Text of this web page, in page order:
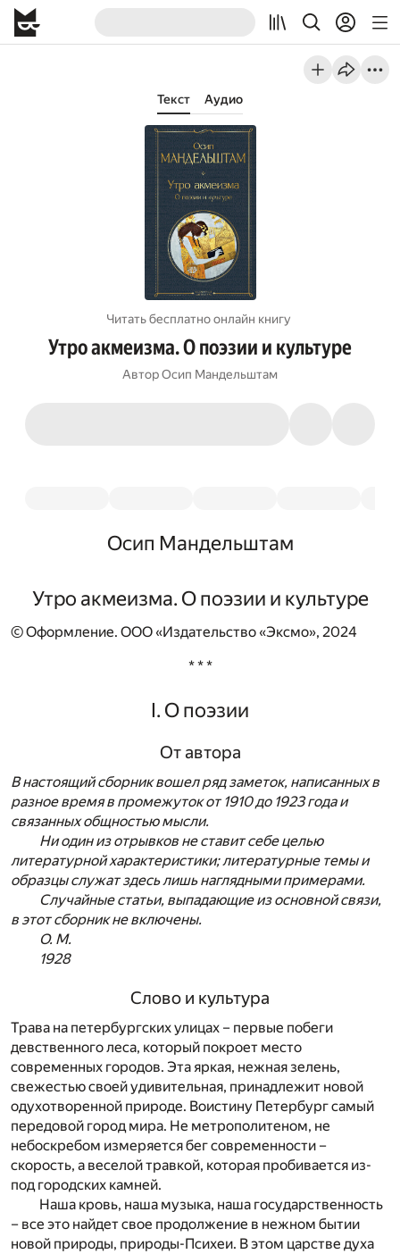
Текст Аудио
Читать бесплатно онлайн книгу
Утро акмеизма. О поэзии и культуре
АвторОсип Мандельштам
Осип Мандельштам
Утро акмеизма. О поэзии и культуре
© Оформление. ООО «Издательство «Эксмо», 2024
* * *
I. О поэзии
От автора
В настоящий сборник вошел ряд заметок, написанных в
разное время в промежуток от 1910 до 1923 года и
связанных общностью мысли.
Ни один из отрывков не ставит себе целью
литературной характеристики; литературные темы и
образцы служат здесь лишь наглядными примерами.
Случайные статьи, выпадающие из основной связи,
в этот сборник не включены.
О. М.
1928
Слово и культура
Трава на петербургских улицах – первые побеги
девственного леса, который покроет место
современных городов. Эта яркая, нежная зелень,
свежестью своей удивительная, принадлежит новой
одухотворенной природе. Воистину Петербург самый
передовой город мира. Не метрополитеном, не
небоскребом измеряется бег современности –
скорость, а веселой травкой, которая пробивается из-
под городских камней.
Наша кровь, наша музыка, наша государственность
– все это найдет свое продолжение в нежном бытии
новой природы, природы-Психеи. В этом царстве духа